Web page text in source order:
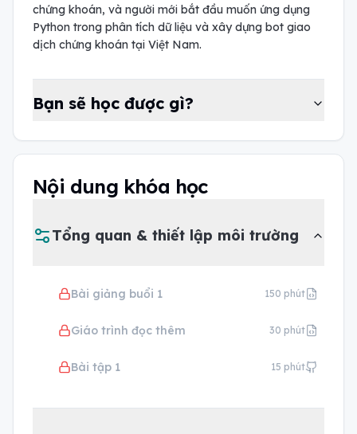
chứng khoán, và người mới bắt đầu muốn ứng dụng
Python trong phân tích dữ liệu và xây dựng bot giao
dịch chứng khoán tại Việt Nam.
Bạn sẽ học được gì?
Nội dung khóa học
Tổng quan & thiết lập môi trường
Bài giảng buổi 1 150 phút
Giáo trình đọc thêm 30 phút
Bài tập 1 15 phút